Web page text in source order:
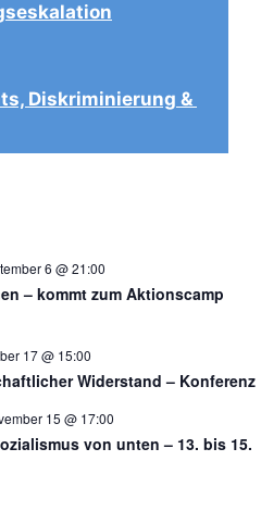
Diskriminierung &
6 @ 21:00
– kommt zum Aktionscamp
17 @ 15:00
Widerstand – Konferenz
15 @ 17:00
von unten – 13. bis 15.